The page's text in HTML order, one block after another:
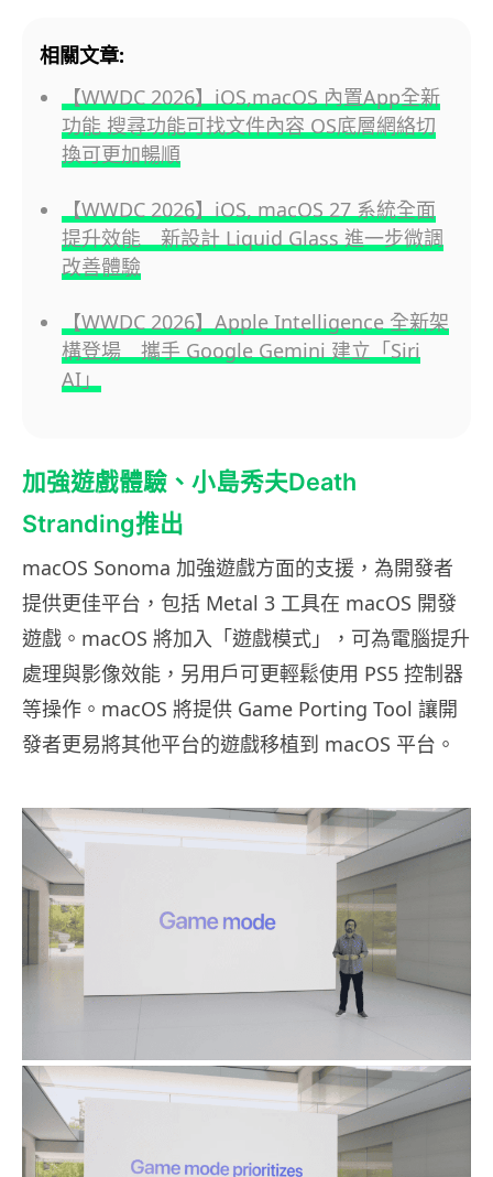
相關文章:
【WWDC 2026】iOS,macOS 內置App全新
功能 搜尋功能可找文件內容 OS底層網絡切
換可更加暢順
【WWDC 2026】iOS, macOS 27 系統全面
提升效能 新設計 Liquid Glass 進一步微調
改善體驗
【WWDC 2026】Apple Intelligence 全新架
構登場 攜手 Google Gemini 建立「Siri
AI」
加強遊戲體驗、小島秀夫Death
Stranding推出
macOS Sonoma 加強遊戲方面的支援，為開發者
提供更佳平台，包括 Metal 3 工具在 macOS 開發
遊戲。macOS 將加入「遊戲模式」，可為電腦提升
處理與影像效能，另用戶可更輕鬆使用 PS5 控制器
等操作。macOS 將提供 Game Porting Tool 讓開
發者更易將其他平台的遊戲移植到 macOS 平台。